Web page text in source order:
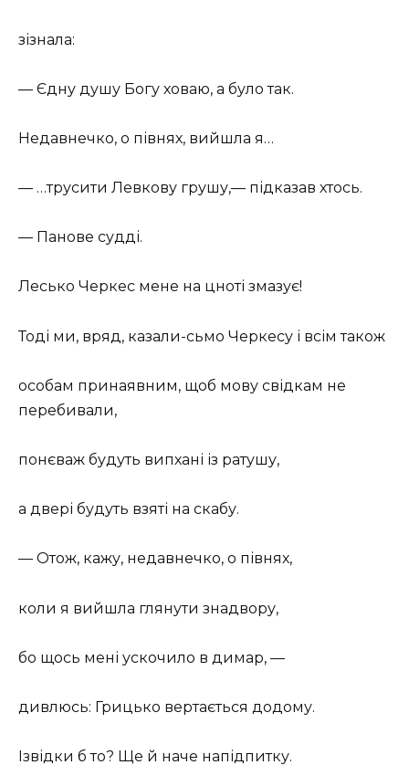
зізнала:
— Єдну душу Богу ховаю, а було так.
Недавнечко, о півнях, вийшла я…
— …трусити Левкову грушу,— підказав хтось.
— Панове судді.
Лесько Черкес мене на цноті змазує!
Тоді ми, вряд, казали-сьмо Черкесу і всім також
особам принаявним, щоб мову свідкам не
перебивали,
понєваж будуть випхані із ратушу,
а двері будуть взяті на скабу.
— Отож, кажу, недавнечко, о півнях,
коли я вийшла глянути знадвору,
бо щось мені ускочило в димар, —
дивлюсь: Грицько вертається додому.
Ізвідки б то? Ще й наче напідпитку.